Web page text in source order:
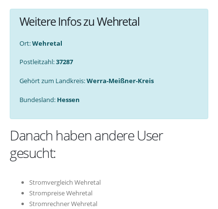
Weitere Infos zu Wehretal
Ort:Wehretal
Postleitzahl:37287
Gehört zum Landkreis:Werra-Meißner-Kreis
Bundesland: Hessen
Danach haben andere User
gesucht:
Stromvergleich Wehretal
Strompreise Wehretal
Stromrechner Wehretal